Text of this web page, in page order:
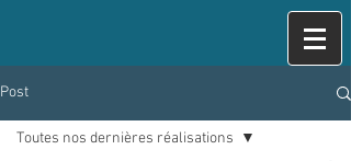
Post
Toutes nos dernières réalisations